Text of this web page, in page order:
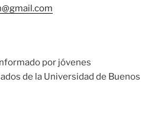
por jóvenes
de la Universidad de Buenos